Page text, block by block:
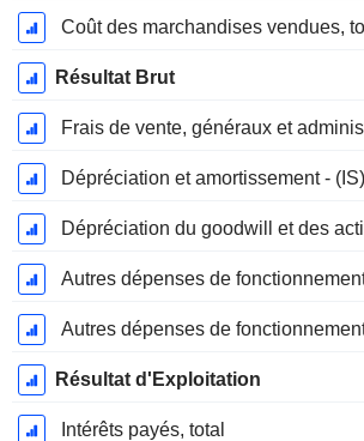
Coût des marchandises vendues,
Résultat Brut
Frais de vente, généraux et
Dépréciation et amortissement - (IS)
Autres dépenses de
Autres dépenses de
Résultat d'Exploitation
Intérêts payés, total